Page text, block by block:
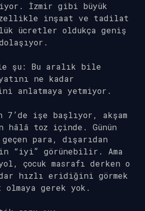
İzmir gibi büyük
inşaat ve tadilat
ücretler oldukça geniş
şu: Bu aralık bile
ne kadar
anlatmaya yetmiyor.
7’de işe başlıyor, akşam
hâlâ toz içinde. Günün
para, dışarıdan
“iyi” görünebilir. Ama
çocuk masrafı derken o
hızlı eridiğini görmek
olmaya gerek yok.